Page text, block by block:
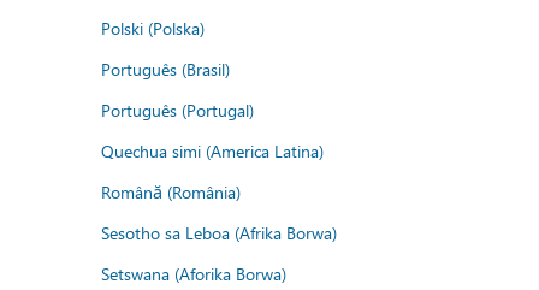
Polski (Polska)
Português (Brasil)
Português (Portugal)
Quechua simi (America Latina)
Română (România)
Sesotho sa Leboa (Afrika Borwa)
Setswana (Aforika Borwa)